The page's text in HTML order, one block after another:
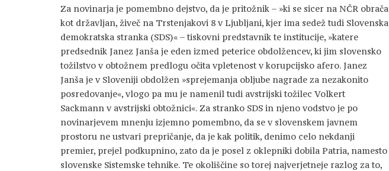
Za novinarja je pomembno dejstvo, da je pritožnik – »ki se sicer na NČR obrača
kot državljan, živeč na Trstenjakovi 8 v Ljubljani, kjer ima sedež tudi Slovenska
demokratska stranka (SDS)« – tiskovni predstavnik te institucije, »katere
predsednik Janez Janša je eden izmed peterice obdolžencev, ki jim slovensko
tožilstvo v obtožnem predlogu očita vpletenost v korupcijsko afero. Janez
Janša je v Sloveniji obdolžen »sprejemanja obljube nagrade za nezakonito
posredovanje«, vlogo pa mu je namenil tudi avstrijski tožilec Volkert
Sackmann v avstrijski obtožnici«. Za stranko SDS in njeno vodstvo je po
novinarjevem mnenju izjemno pomembno, da se v slovenskem javnem
prostoru ne ustvari prepričanje, da je kak politik, denimo celo nekdanji
premier, prejel podkupnino, zato da je posel z oklepniki dobila Patria, namesto
slovenske Sistemske tehnike. Te okoliščine so torej najverjetneje razlog za to,